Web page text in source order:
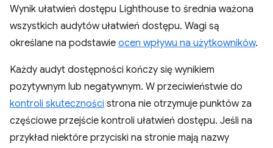
Wynik ułatwień dostępu Lighthouse to średnia ważona
wszystkich audytów ułatwień dostępu. Wagi są
określane na podstawie ocen wpływu na użytkowników.
Każdy audyt dostępności kończy się wynikiem
pozytywnym lub negatywnym. W przeciwieństwie do
kontroli skuteczności strona nie otrzymuje punktów za
częściowe przejście kontroli ułatwień dostępu. Jeśli na
przykład niektóre przyciski na stronie mają nazwy